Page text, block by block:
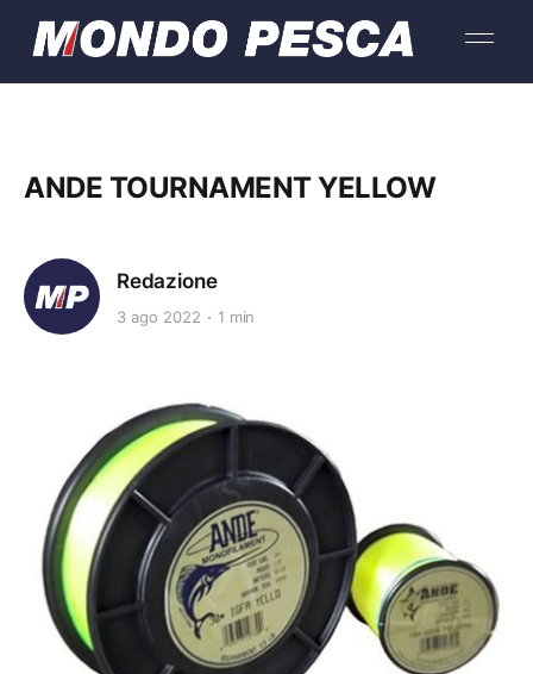
ANDE TOURNAMENT YELLOW
Redazione
3 ago 2022 1 min